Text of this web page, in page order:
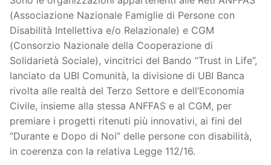
(Associazione Nazionale Famiglie di Persone con
Disabilità Intellettiva e/o Relazionale) e CGM
(Consorzio Nazionale della Cooperazione di
Solidarietà Sociale), vincitrici del Bando “Trust in Life”,
lanciato da UBI Comunità, la divisione di UBI Banca
rivolta alle realtà del Terzo Settore e dell’Economia
Civile, insieme alla stessa ANFFAS e al CGM, per
premiare i progetti ritenuti più innovativi, ai fini del
“Durante e Dopo di Noi” delle persone con disabilità,
in coerenza con la relativa Legge 112/16.